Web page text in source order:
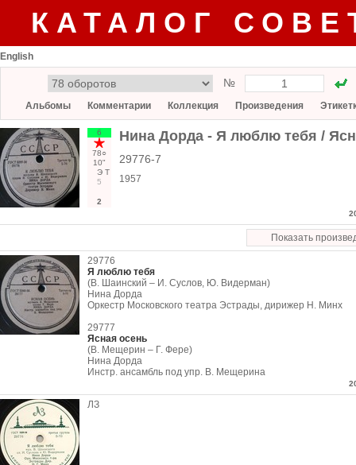
КАТАЛОГ
English
№
Альбомы Комментарии Коллекция Произведения
6
78○
10"
Э Т
5
2
Нина Дорда - Я люблю тебя /
29776-7
1957
Показать
29776
Я люблю тебя
(В. Шаинский – И. Суслов, Ю. Видерман)
Нина Дорда
Оркестр Московского театра Эстрады, дирижер Н. Минх
29777
Ясная осень
(В. Мещерин – Г. Фере)
Нина Дорда
Инстр. ансамбль под упр. В. Мещерина
ЛЗ